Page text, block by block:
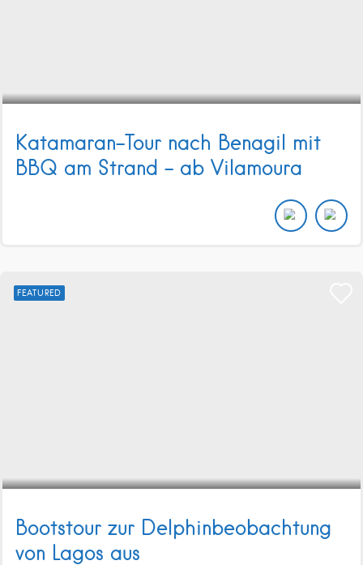
Katamaran-Tour nach Benagil mit
BBQ am Strand – ab Vilamoura
FEATURED
Bootstour zur Delphinbeobachtung
von Lagos aus